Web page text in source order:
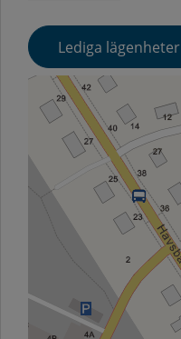
Lediga lägenheter